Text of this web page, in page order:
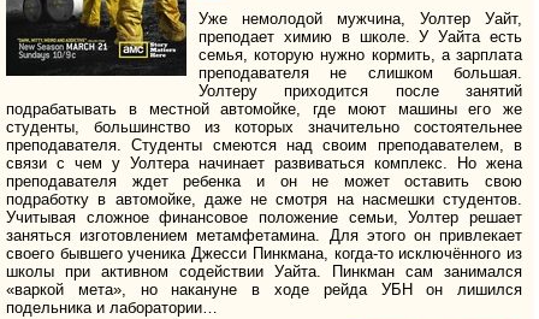
Уже немолодой мужчина, Уолтер Уайт,
преподает химию в школе. У Уайта есть
семья, которую нужно кормить, а зарплата
преподавателя не слишком большая.
Уолтеру приходится после занятий
подрабатывать в местной автомойке, где моют машины его же
студенты, большинство из которых значительно состоятельнее
преподавателя. Студенты смеются над своим преподавателем, в
связи с чем у Уолтера начинает развиваться комплекс. Но жена
преподавателя ждет ребенка и он не может оставить свою
подработку в автомойке, даже не смотря на насмешки студентов.
Учитывая сложное финансовое положение семьи, Уолтер решает
заняться изготовлением метамфетамина. Для этого он привлекает
своего бывшего ученика Джесси Пинкмана, когда-то исключённого из
школы при активном содействии Уайта. Пинкман сам занимался
«варкой мета», но накануне в ходе рейда УБН он лишился
подельника и лаборатории…